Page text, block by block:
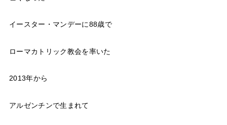
イースター・マンデーに88歳で
ローマカトリック教会を率いた
2013年から
アルゼンチンで生まれて